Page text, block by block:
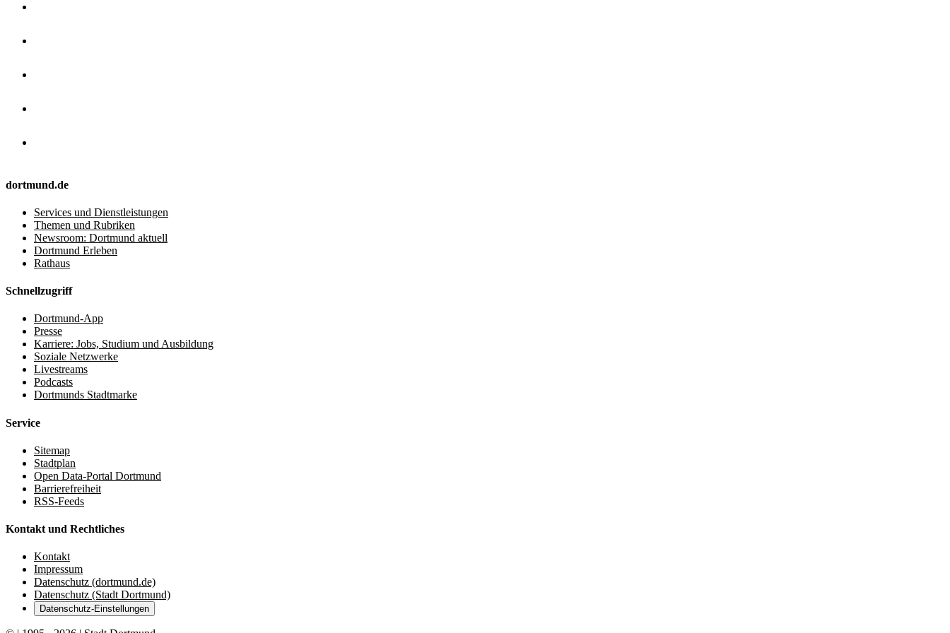
dortmund.de
Services und Dienstleistungen
Themen und Rubriken
Newsroom: Dortmund aktuell
Dortmund Erleben
Rathaus
Schnellzugriff
Dortmund-App
Presse
Karriere: Jobs, Studium und Ausbildung
Soziale Netzwerke
Livestreams
Podcasts
Dortmunds Stadtmarke
Service
Sitemap
Stadtplan
Open Data-Portal Dortmund
Barrierefreiheit
RSS-Feeds
Kontakt und Rechtliches
Kontakt
Impressum
Datenschutz (dortmund.de)
Datenschutz (Stadt Dortmund)
Datenschutz-Einstellungen